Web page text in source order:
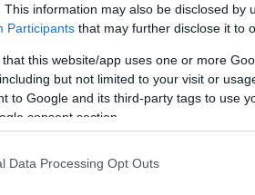
This information may also be disclosed by
Participants that may further disclose it to
that this website/app uses one or more
but not limited to your visit or
to Google and its third-party tags to use
consent section.
Data Processing Opt Outs
att vi tack vare satsningen i
till cirka 19 mkr säsongen 23/24.
en fantastisk upplevelse och har
ett avancemang uppåt
med de förutsättningar
finns stor besvikelse kring detta då
oavsett roll, under alla